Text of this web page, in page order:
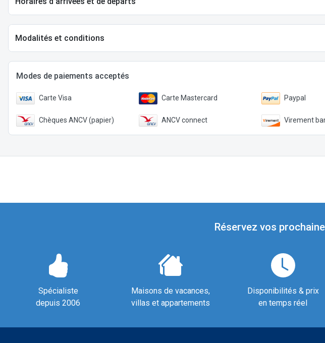
Modalités et conditions
Modes de paiements acceptés
Carte Visa Carte Mastercard Paypal
Chèques ANCV (papier) ANCV connect Virement
Réservez vos
Spécialiste
depuis 2006
Maisons de vacances,
villas et appartements
Disponibilités & prix
en temps réel